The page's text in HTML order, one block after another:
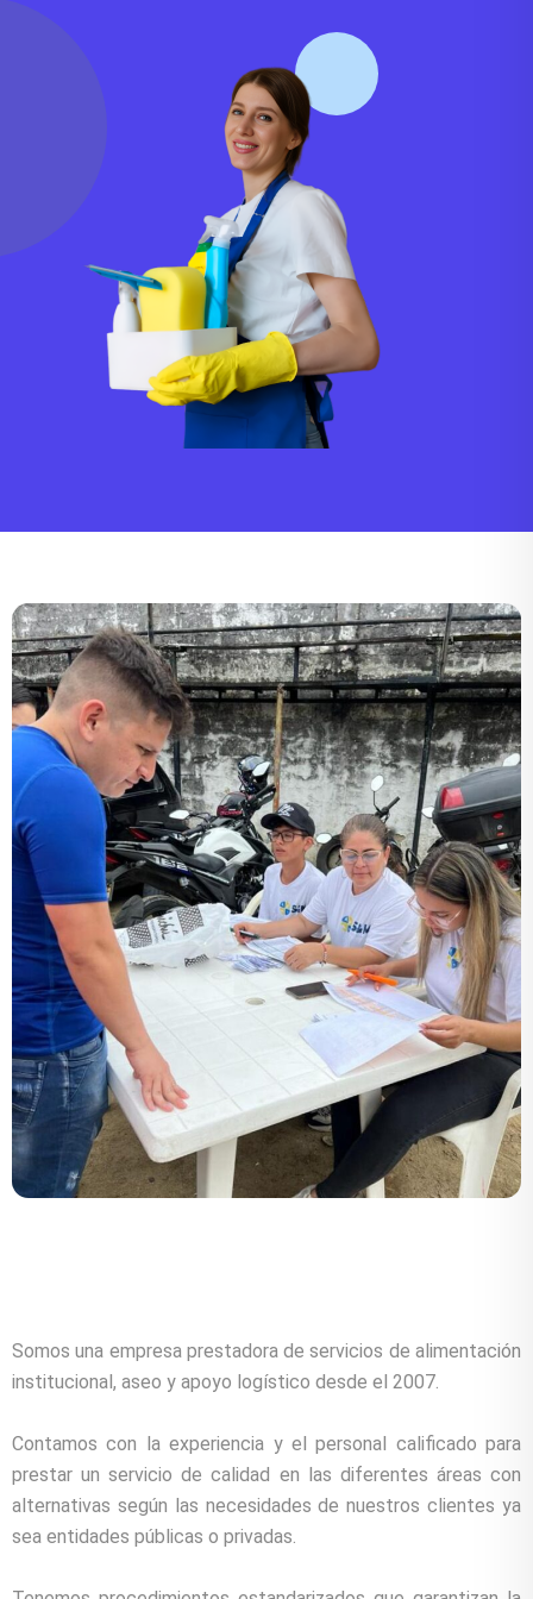
Somos una empresa prestadora de servicios de alimentación
institucional, aseo y apoyo logístico desde el 2007.
Contamos con la experiencia y el personal calificado para
prestar un servicio de calidad en las diferentes áreas con
alternativas según las necesidades de nuestros clientes ya
sea entidades públicas o privadas.